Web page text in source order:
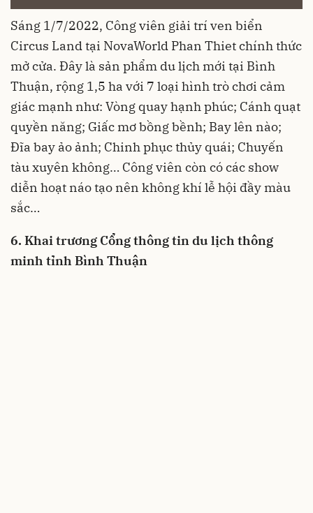
Sáng 1/7/2022, Công viên giải trí ven biển
Circus Land tại NovaWorld Phan Thiet chính thức
mở cửa. Đây là sản phẩm du lịch mới tại Bình
Thuận, rộng 1,5 ha với 7 loại hình trò chơi cảm
giác mạnh như: Vòng quay hạnh phúc; Cánh quạt
quyền năng; Giấc mơ bồng bềnh; Bay lên nào;
Đĩa bay ảo ảnh; Chinh phục thủy quái; Chuyến
tàu xuyên không… Công viên còn có các show
diễn hoạt náo tạo nên không khí lễ hội đầy màu
sắc…
6. Khai trương Cổng thông tin du lịch thông
minh tỉnh Bình Thuận